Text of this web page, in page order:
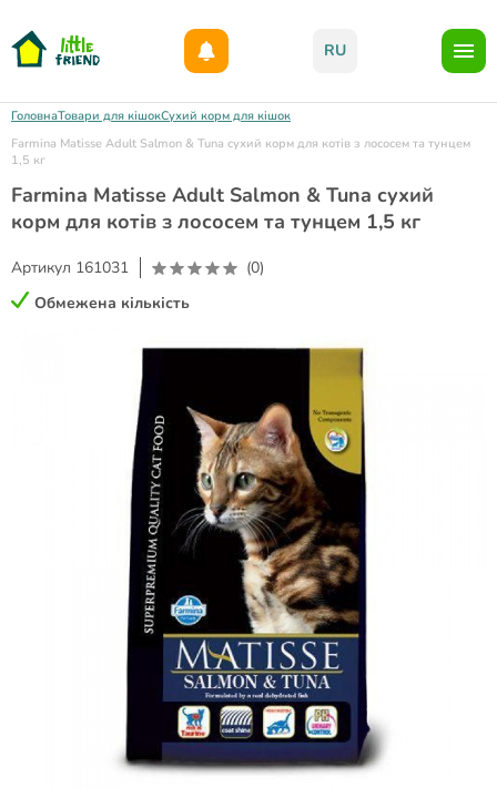
RU
ГоловнаТовари для кішокСухий корм для кішок
Farmina Matisse Adult Salmon & Tuna сухий корм для котів з лососем та тунцем
1,5 кг
Farmina Matisse Adult Salmon & Tuna сухий
корм для котів з лососем та тунцем 1,5 кг
Артикул 161031
(0)
Обмежена кількість